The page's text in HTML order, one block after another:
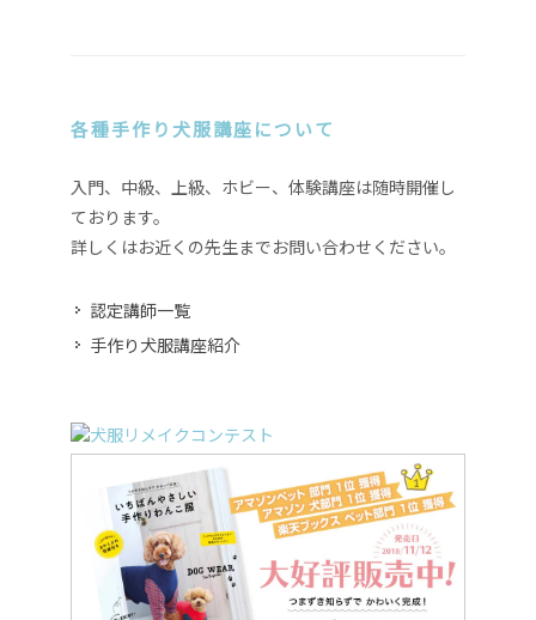
各種手作り犬服講座について
入門、中級、上級、ホビー、体験講座は随時開催し
ております。
詳しくはお近くの先生までお問い合わせください。
認定講師一覧
手作り犬服講座紹介